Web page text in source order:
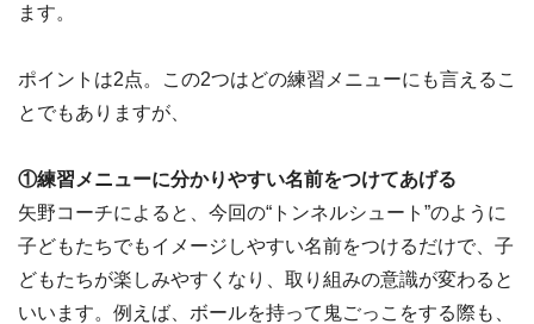
ます。
ポイントは2点。この2つはどの練習メニューにも言えるこ
とでもありますが、
①練習メニューに分かりやすい名前をつけてあげる
矢野コーチによると、今回の“トンネルシュート”のように
子どもたちでもイメージしやすい名前をつけるだけで、子
どもたちが楽しみやすくなり、取り組みの意識が変わると
いいます。例えば、ボールを持って鬼ごっこをする際も、